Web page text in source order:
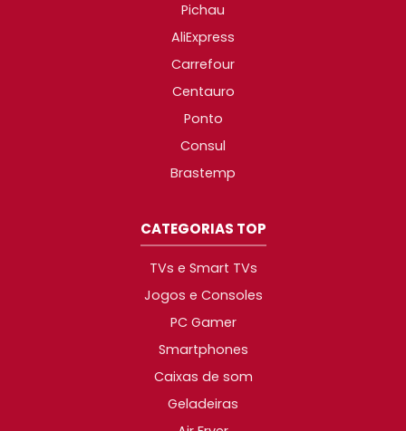
Pichau
AliExpress
Carrefour
Centauro
Ponto
Consul
Brastemp
CATEGORIAS TOP
TVs e Smart TVs
Jogos e Consoles
PC Gamer
Smartphones
Caixas de som
Geladeiras